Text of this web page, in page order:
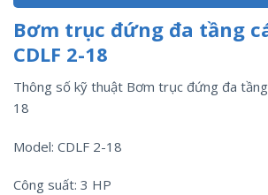
Bơm trục đứng đa tầng
CDLF 2-18
Thông số kỹ thuật Bơm trục đứng đa tầng
18
Model: CDLF 2-18
Công suất: 3 HP